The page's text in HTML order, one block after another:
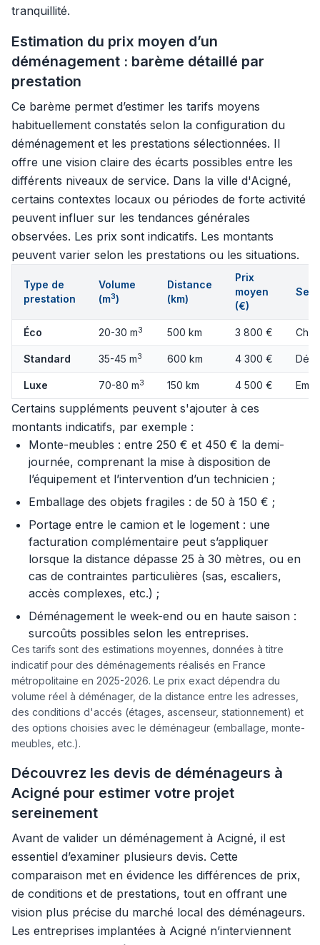
tranquillité.
Estimation du prix moyen d’un
déménagement : barème détaillé par
prestation
Ce barème permet d’estimer les tarifs moyens
habituellement constatés selon la configuration du
déménagement et les prestations sélectionnées. Il
offre une vision claire des écarts possibles entre les
différents niveaux de service. Dans la ville d'Acigné,
certains contextes locaux ou périodes de forte activité
peuvent influer sur les tendances générales
observées. Les prix sont indicatifs. Les montants
peuvent varier selon les prestations ou les situations.
Type de
prestation
Volume
(m3)
Distance
(km)
Prix
moyen
(€)
Éco 20-30 m3 500 km 3 800 €
Standard 35-45 m3 600 km 4 300 €
Luxe 70-80 m3 150 km 4 500 €
Certains suppléments peuvent s'ajouter à ces
montants indicatifs, par exemple :
Monte-meubles : entre 250 € et 450 € la demi-
journée, comprenant la mise à disposition de
l’équipement et l’intervention d’un technicien ;
Emballage des objets fragiles : de 50 à 150 € ;
Portage entre le camion et le logement : une
facturation complémentaire peut s’appliquer
lorsque la distance dépasse 25 à 30 mètres, ou en
cas de contraintes particulières (sas, escaliers,
accès complexes, etc.) ;
Déménagement le week-end ou en haute saison :
surcoûts possibles selon les entreprises.
Ces tarifs sont des estimations moyennes, données à titre
indicatif pour des déménagements réalisés en France
métropolitaine en 2025-2026. Le prix exact dépendra du
volume réel à déménager, de la distance entre les adresses,
des conditions d'accés (étages, ascenseur, stationnement) et
des options choisies avec le déménageur (emballage, monte-
meubles, etc.).
Découvrez les devis de déménageurs à
Acigné pour estimer votre projet
sereinement
Avant de valider un déménagement à Acigné, il est
essentiel d’examiner plusieurs devis. Cette
comparaison met en évidence les différences de prix,
de conditions et de prestations, tout en offrant une
vision plus précise du marché local des déménageurs.
Les entreprises implantées à Acigné n’interviennent